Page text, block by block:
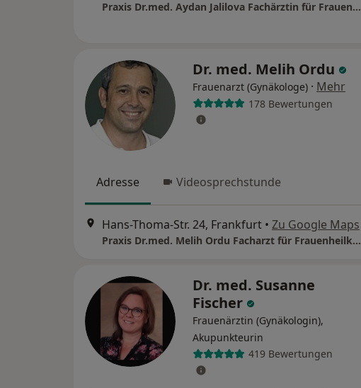
Praxis Dr.med. Aydan Jalilova Fachärztin für Frauenheilkunde und Geburtshilfe
Dr. med. Melih Ordu
Frauenarzt (Gynäkologe) · Mehr
178 Bewertungen
Adresse Videosprechstunde
Hans-Thoma-Str. 24, Frankfurt • Zu Google Maps
Praxis Dr.med. Melih Ordu Facharzt für Frauenheilkunde und Geburtshilfe
Dr. med. Susanne
Fischer
Frauenärztin (Gynäkologin),
Akupunkteurin
419 Bewertungen